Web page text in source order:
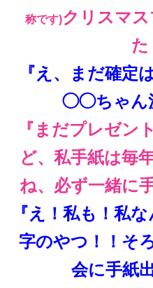
称です)クリスマ
た
『え、まだ確定
◯◯ちゃん
『まだプレゼン
ど、私手紙は毎
ね、必ず一緒に
『え！私も！私
字のやつ！！そ
会に手紙